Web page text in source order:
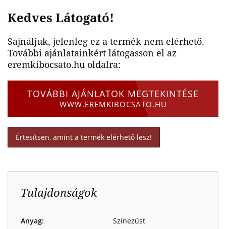
Kedves Látogató!
Sajnáljuk, jelenleg ez a termék nem elérhető.
További ajánlatainkért látogasson el az
eremkibocsato.hu oldalra:
TOVÁBBI AJÁNLATOK MEGTEKINTÉSE
WWW.EREMKIBOCSATO.HU
Értesítsen, amint a termék elérhető lesz!
Tulajdonságok
Anyag:
Színezüst